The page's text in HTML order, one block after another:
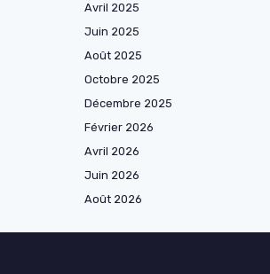
Avril 2025
Juin 2025
Août 2025
Octobre 2025
Décembre 2025
Février 2026
Avril 2026
Juin 2026
Août 2026